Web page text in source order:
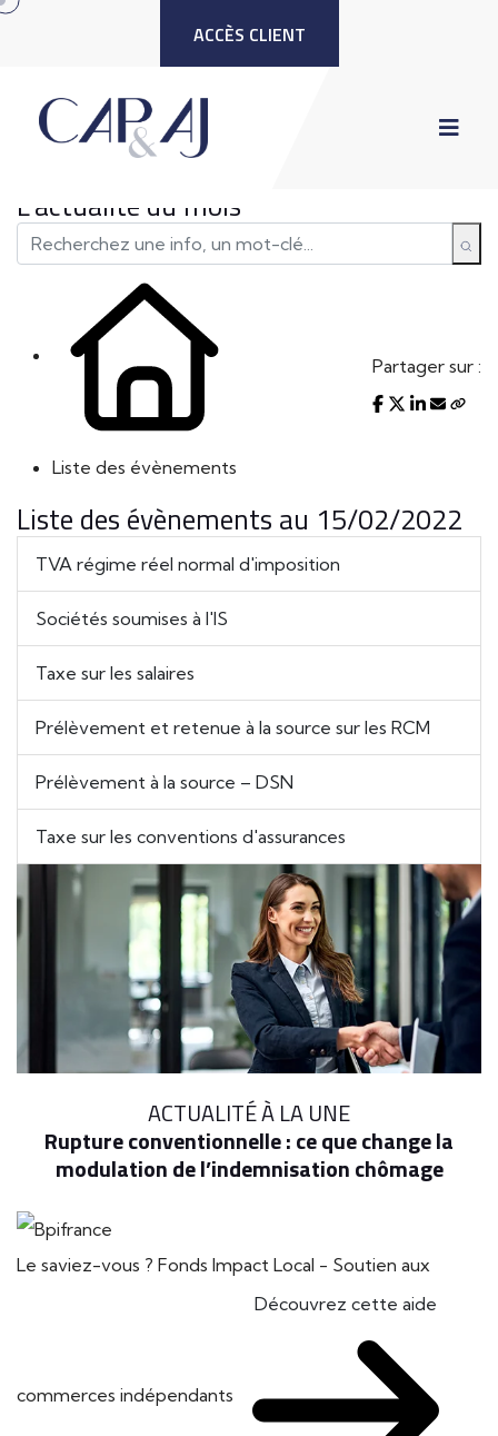
ACCÈS CLIENT
L'actualité du mois
Liste des évènements
Partager sur :
Liste des évènements au 15/02/2022
TVA régime réel normal d'imposition
Sociétés soumises à l'IS
Taxe sur les salaires
Prélèvement et retenue à la source sur les RCM
Prélèvement à la source – DSN
Taxe sur les conventions d'assurances
ACTUALITÉ À LA UNE
Rupture conventionnelle : ce que change la
modulation de l’indemnisation chômage
Le saviez-vous ? Fonds Impact Local - Soutien aux
commerces indépendants
Découvrez cette aide